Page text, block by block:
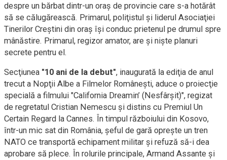
despre un bărbat dintr-un oraş de provincie care s-a hotărât
să se călugărească. Primarul, poliţistul şi liderul Asociaţiei
Tinerilor Creştini din oraş îşi conduc prietenul pe drumul spre
mânăstire. Primarul, regizor amator, are şi nişte planuri
secrete pentru el.
Secţiunea "10 ani de la debut", inaugurată la ediţia de anul
trecut a Nopţii Albe a Filmelor Româneşti, aduce o proiecţie
specială a filmului "California Dreamin’ (Nesfârşit)", regizat
de regretatul Cristian Nemescu şi distins cu Premiul Un
Certain Regard la Cannes. În timpul războiului din Kosovo,
într-un mic sat din România, şeful de gară opreşte un tren
NATO ce transportă echipament militar şi refuză să-i dea
aprobare să plece. În rolurile principale, Armand Assante şi